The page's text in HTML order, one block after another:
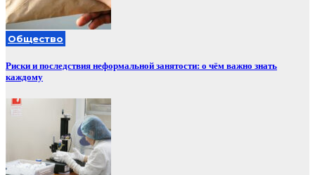
Общество
Риски и последствия неформальной занятости: о чём важно знать
каждому